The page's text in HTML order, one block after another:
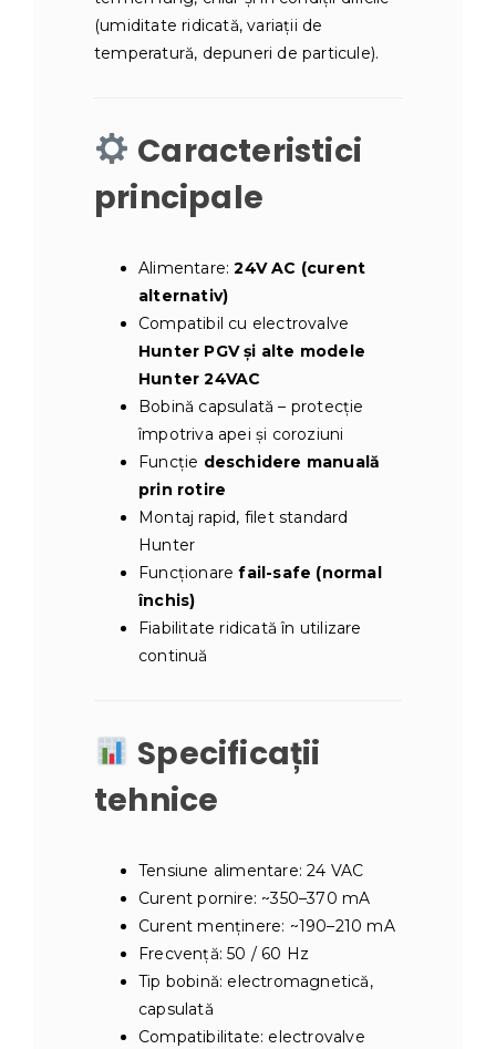
(umiditate ridicată, variații de
temperatură, depuneri de particule).
Caracteristici
principale
Alimentare:24V AC (curent
alternativ)
Compatibil cu electrovalve
Hunter PGV și alte modele
Hunter 24VAC
Bobină capsulată – protecție
împotriva apei și coroziuni
Funcție deschidere manuală
prin rotire
Montaj rapid, filet standard
Hunter
Funcționarefail-safe (normal
închis)
Fiabilitate ridicată în utilizare
continuă
Specificații
tehnice
Tensiune alimentare: 24 VAC
Curent pornire: ~350–370 mA
Curent menținere: ~190–210 mA
Frecvență: 50 / 60 Hz
Tip bobină: electromagnetică,
capsulată
Compatibilitate: electrovalve